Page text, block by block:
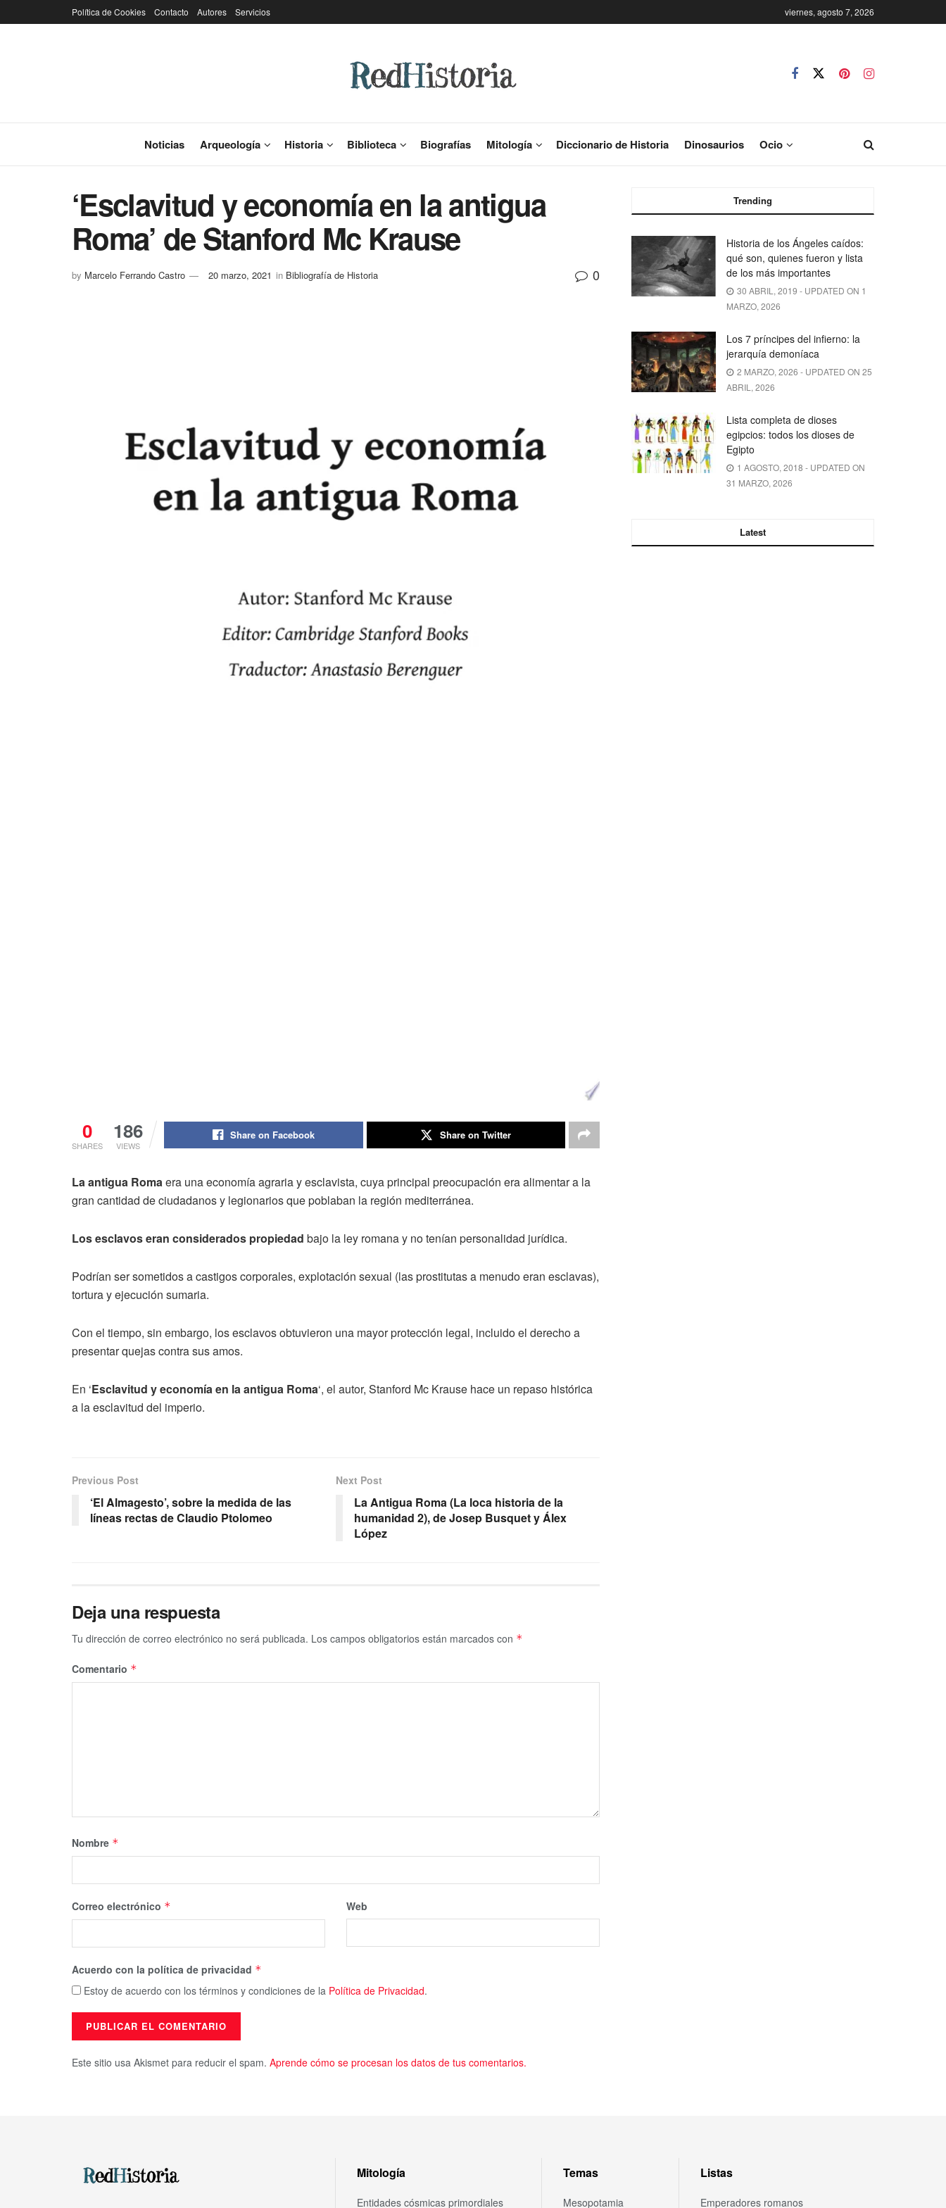
Política de Cookies Contacto Autores Servicios viernes, agosto 7, 2026
Noticias Arqueología Historia Biblioteca Biografías Mitología Diccionario de Historia Dinosaurios Ocio
‘Esclavitud y economía en la antigua
Roma’ de Stanford Mc Krause
by Marcelo Ferrando Castro 20 marzo, 2021 in Bibliografía de Historia 0
0
SHARES
186
VIEWS
Share on Facebook Share on Twitter
La antigua Romaera una economía agraria y esclavista, cuya principal preocupación era alimentar a la
gran cantidad de ciudadanos y legionarios que poblaban la región mediterránea.
Los esclavos eran considerados propiedad bajo la ley romana y no tenían personalidad jurídica.
Podrían ser sometidos a castigos corporales, explotación sexual (las prostitutas a menudo eran esclavas),
tortura y ejecución sumaria.
Con el tiempo, sin embargo, los esclavos obtuvieron una mayor protección legal, incluido el derecho a
presentar quejas contra sus amos.
En ‘Esclavitud y economía en la antigua Roma‘, el autor, Stanford Mc Krause hace un repaso histórica
a la esclavitud del imperio.
Previous Post
‘El Almagesto’, sobre la medida de las
líneas rectas de Claudio Ptolomeo
Next Post
La Antigua Roma (La loca historia de la
humanidad 2), de Josep Busquet y Álex
López
Deja una respuesta
Tu dirección de correo electrónico no será publicada. Los campos obligatorios están marcados con *
Comentario *
Nombre *
Correo electrónico * Web
Acuerdo con la política de privacidad *
Estoy de acuerdo con los términos y condiciones de la Política de Privacidad.
Este sitio usa Akismet para reducir el spam. Aprende cómo se procesan los datos de tus comentarios.
Trending
Historia de los Ángeles caídos:
qué son, quienes fueron y lista
de los más importantes
30 ABRIL, 2019 - UPDATED ON 1
MARZO, 2026
Los 7 príncipes del infierno: la
jerarquía demoníaca
2 MARZO, 2026 - UPDATED ON 25
ABRIL, 2026
Lista completa de dioses
egipcios: todos los dioses de
Egipto
1 AGOSTO, 2018 - UPDATED ON
31 MARZO, 2026
Latest
Mitología
Entidades cósmicas primordiales
Temas
Mesopotamia
Listas
Emperadores romanos